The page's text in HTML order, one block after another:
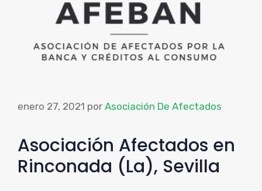
enero 27, 2021 por Asociación De Afectados
Asociación Afectados en
Rinconada (La), Sevilla